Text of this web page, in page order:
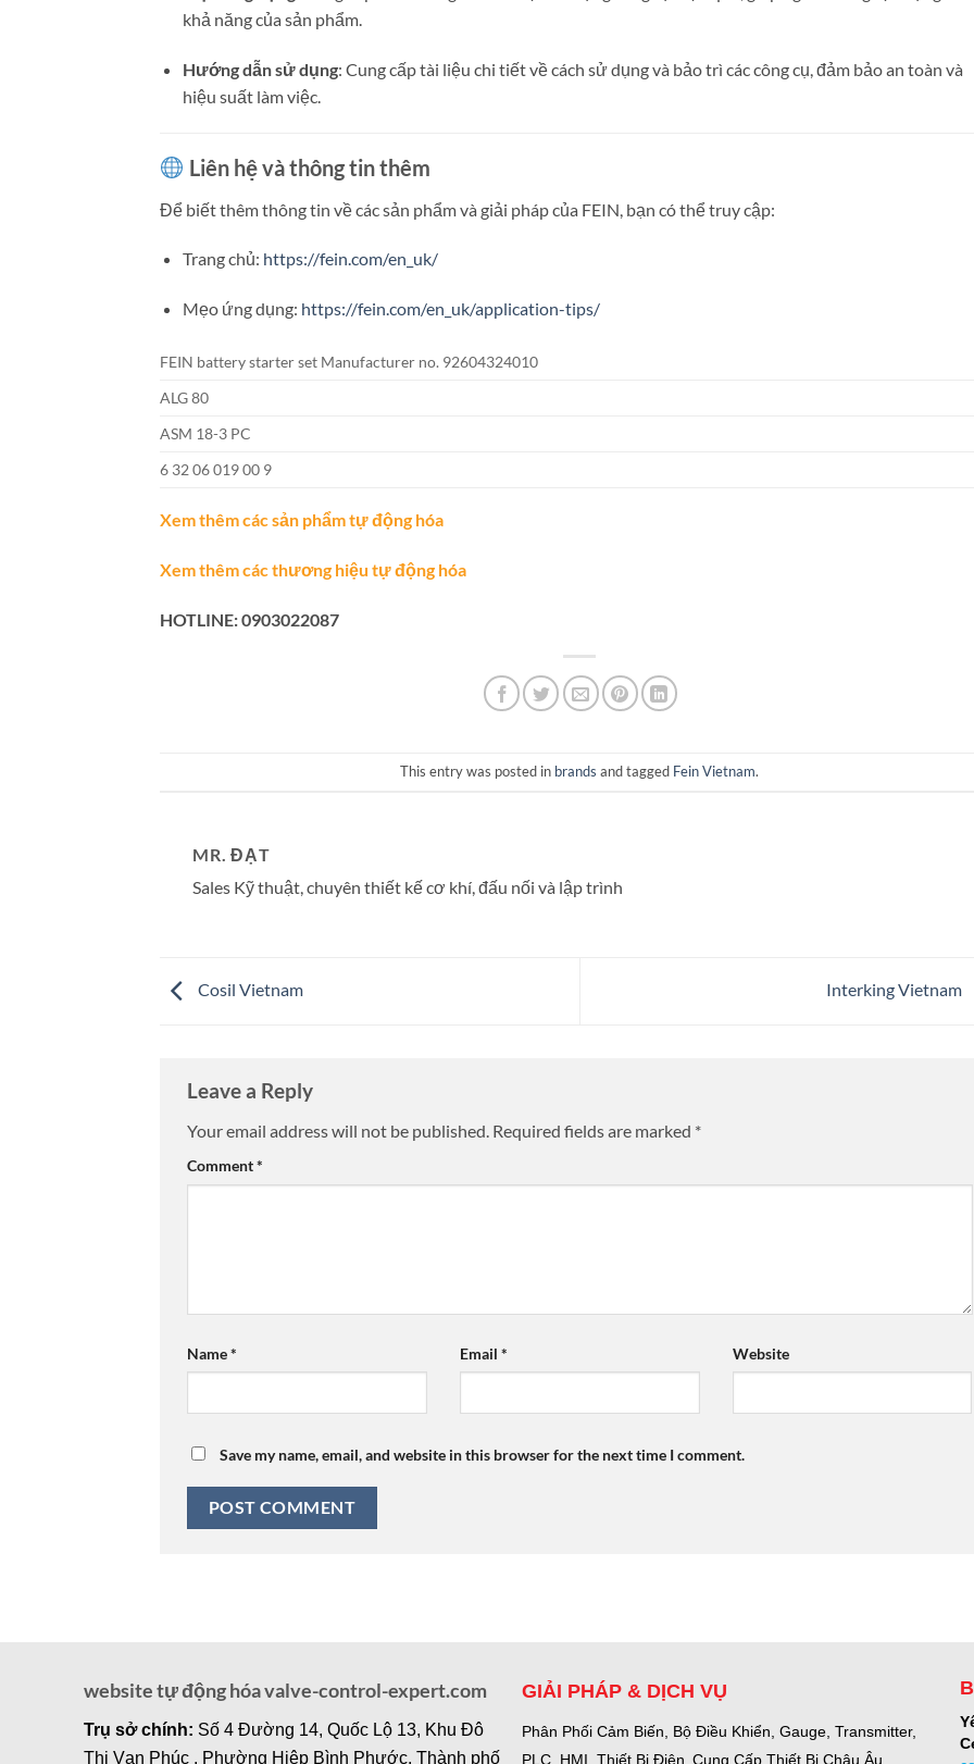
khả năng của sản phẩm.
Hướng dẫn sử dụng: Cung cấp tài liệu chi tiết về cách sử dụng và bảo trì các công cụ, đảm bảo an toàn và
hiệu suất làm việc.
Liên hệ và thông tin thêm
Để biết thêm thông tin về các sản phẩm và giải pháp của FEIN, bạn có thể truy cập:
Trang chủ: https://fein.com/en_uk/
Mẹo ứng dụng: https://fein.com/en_uk/application-tips/
FEIN battery starter set Manufacturer no. 92604324010
ALG 80
ASM 18-3 PC
6 32 06 019 00 9
Xem thêm các sản phẩm tự động hóa
Xem thêm các thương hiệu tự động hóa
HOTLINE: 0903022087
This entry was posted in brands and tagged Fein Vietnam.
MR. ĐẠT
Sales Kỹ thuật, chuyên thiết kế cơ khí, đấu nối và lập trình
Cosil Vietnam Interking Vietnam
Leave a Reply
Your email address will not be published. Required fields are marked *
Comment*
Name* Email * Website
Save my name, email, and website in this browser for the next time I comment.
website tự động hóa valve-control-expert.com
Trụ sở chính: Số 4 Đường 14, Quốc Lộ 13, Khu Đô
Thị Vạn Phúc , Phường Hiệp Bình Phước, Thành phố
GIẢI PHÁP & DỊCH VỤ
Phân Phối Cảm Biến, Bộ Điều Khiển, Gauge, Transmitter,
PLC, HMI, Thiết Bị Điện. Cung Cấp Thiết Bị Châu Âu